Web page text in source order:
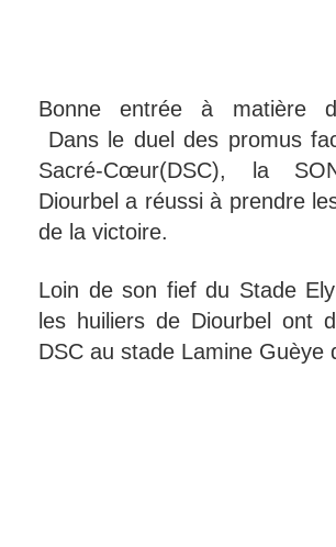
Bonne entrée à matière
Dans le duel des promus
Sacré-Cœur(DSC), la
Diourbel a réussi à prendre
de la victoire.
Loin de son fief du Stade
les huiliers de Diourbel ont
DSC au stade Lamine Guèye